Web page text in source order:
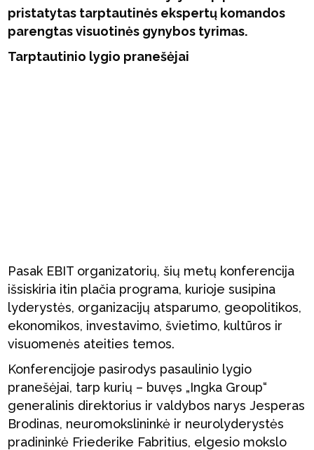
pristatytas tarptautinės ekspertų komandos
parengtas visuotinės gynybos tyrimas.
Tarptautinio lygio pranešėjai
Pasak EBIT organizatorių, šių metų konferencija
išsiskiria itin plačia programa, kurioje susipina
lyderystės, organizacijų atsparumo, geopolitikos,
ekonomikos, investavimo, švietimo, kultūros ir
visuomenės ateities temos.
Konferencijoje pasirodys pasaulinio lygio
pranešėjai, tarp kurių – buvęs „Ingka Group“
generalinis direktorius ir valdybos narys Jesperas
Brodinas, neuromokslininkė ir neurolyderystės
pradininkė Friederike Fabritius, elgesio mokslo